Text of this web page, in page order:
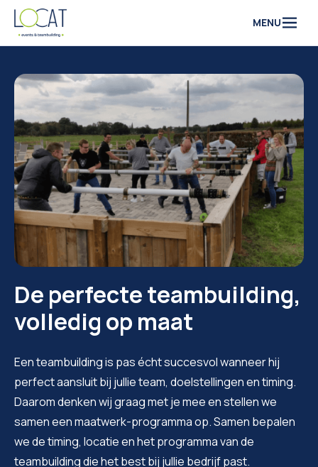
Naar inhoud
MENU
De perfecte teambuilding,
volledig op maat
Een teambuilding is pas écht succesvol wanneer hij
perfect aansluit bij jullie team, doelstellingen en timing.
Daarom denken wij graag met je mee en stellen we
samen een maatwerk-programma op. Samen bepalen
we de timing, locatie en het programma van de
teambuilding die het best bij jullie bedrijf past.